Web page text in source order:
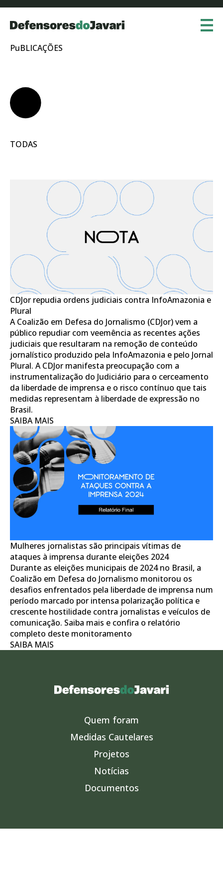
PuBLICAÇÕES
TODAS
CDJor repudia ordens judiciais contra InfoAmazonia e
Plural
A Coalizão em Defesa do Jornalismo (CDJor) vem a
público repudiar com veemência as recentes ações
judiciais que resultaram na remoção de conteúdo
jornalístico produzido pela InfoAmazonia e pelo Jornal
Plural. A CDJor manifesta preocupação com a
instrumentalização do Judiciário para o cerceamento
da liberdade de imprensa e o risco contínuo que tais
medidas representam à liberdade de expressão no
Brasil.
SAIBA MAIS
Mulheres jornalistas são principais vítimas de
ataques à imprensa durante eleições 2024
Durante as eleições municipais de 2024 no Brasil, a
Coalizão em Defesa do Jornalismo monitorou os
desafios enfrentados pela liberdade de imprensa num
período marcado por intensa polarização política e
crescente hostilidade contra jornalistas e veículos de
comunicação. Saiba mais e confira o relatório
completo deste monitoramento
SAIBA MAIS
Quem foram
Medidas Cautelares
Projetos
Notícias
Documentos